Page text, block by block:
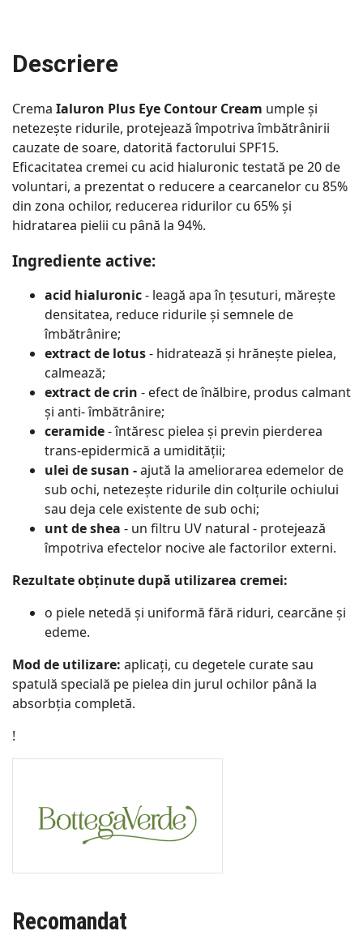
Descriere
Crema Ialuron Plus Eye Contour Cream umple și
netezește ridurile, protejează împotriva îmbătrânirii
cauzate de soare, datorită factorului SPF15.
Eficacitatea cremei cu acid hialuronic testată pe 20 de
voluntari, a prezentat o reducere a cearcanelor cu 85%
din zona ochilor, reducerea ridurilor cu 65% și
hidratarea pielii cu până la 94%.
Ingrediente active:
acid hialuronic- leagă apa în țesuturi, mărește
densitatea, reduce ridurile și semnele de
îmbătrânire;
extract de lotus- hidratează și hrănește pielea,
calmează;
extract de crin - efect de înălbire, produs calmant
și anti- îmbătrânire;
ceramide- întăresc pielea și previn pierderea
trans-epidermică a umidității;
ulei de susan -ajută la ameliorarea edemelor de
sub ochi, netezește ridurile din colțurile ochiului
sau deja cele existente de sub ochi;
unt de shea - un filtru UV natural - protejează
împotriva efectelor nocive ale factorilor externi.
Rezultate obținute după utilizarea cremei:
o piele netedă și uniformă fără riduri, cearcăne și
edeme.
Mod de utilizare: aplicați, cu degetele curate sau
spatulă specială pe pielea din jurul ochilor până la
absorbția completă.
!
Recomandat